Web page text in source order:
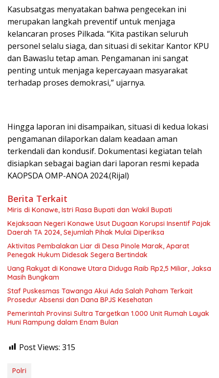
Kasubsatgas menyatakan bahwa pengecekan ini
merupakan langkah preventif untuk menjaga
kelancaran proses Pilkada. “Kita pastikan seluruh
personel selalu siaga, dan situasi di sekitar Kantor KPU
dan Bawaslu tetap aman. Pengamanan ini sangat
penting untuk menjaga kepercayaan masyarakat
terhadap proses demokrasi,” ujarnya.
Hingga laporan ini disampaikan, situasi di kedua lokasi
pengamanan dilaporkan dalam keadaan aman
terkendali dan kondusif. Dokumentasi kegiatan telah
disiapkan sebagai bagian dari laporan resmi kepada
KAOPSDA OMP-ANOA 2024.(Rijal)
Berita Terkait
Miris di Konawe, Istri Rasa Bupati dan Wakil Bupati
Kejaksaan Negeri Konawe Usut Dugaan Korupsi Insentif Pajak
Daerah TA 2024, Sejumlah Pihak Mulai Diperiksa
Aktivitas Pembalakan Liar di Desa Pinole Marak, Aparat
Penegak Hukum Didesak Segera Bertindak
Uang Rakyat di Konawe Utara Diduga Raib Rp2,5 Miliar, Jaksa
Masih Bungkam
Staf Puskesmas Tawanga Akui Ada Salah Paham Terkait
Prosedur Absensi dan Dana BPJS Kesehatan
Pemerintah Provinsi Sultra Targetkan 1.000 Unit Rumah Layak
Huni Rampung dalam Enam Bulan
Post Views: 315
Polri